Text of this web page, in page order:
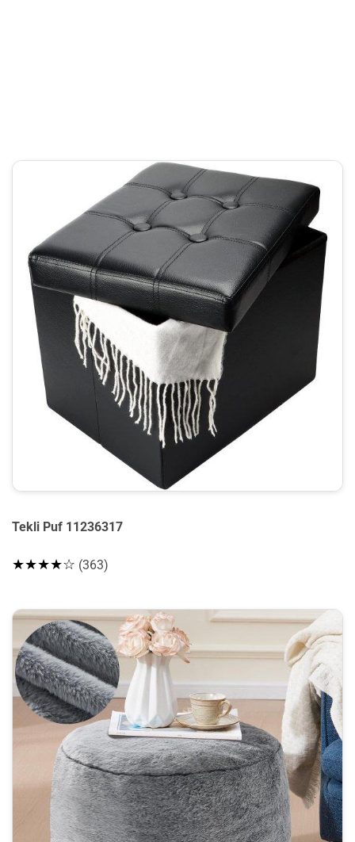
Tekli Puf 11236317
★★★★☆ (363)